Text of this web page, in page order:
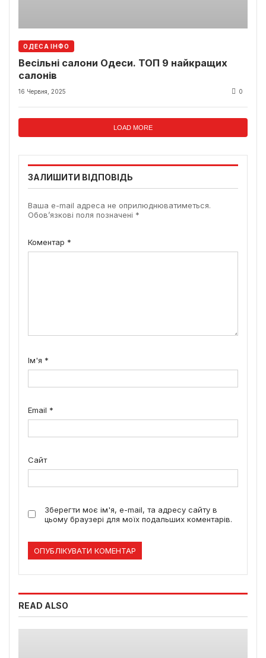
ОДЕСА ІНФО
Весільні салони Одеси. ТОП 9 найкращих
салонів
16 Червня, 2025 0
LOAD MORE
ЗАЛИШИТИ ВІДПОВІДЬ
Ваша e-mail адреса не оприлюднюватиметься.
Обов’язкові поля позначені *
Коментар *
Ім'я *
Email *
Сайт
Зберегти моє ім'я, e-mail, та адресу сайту в
цьому браузері для моїх подальших коментарів.
READ ALSO